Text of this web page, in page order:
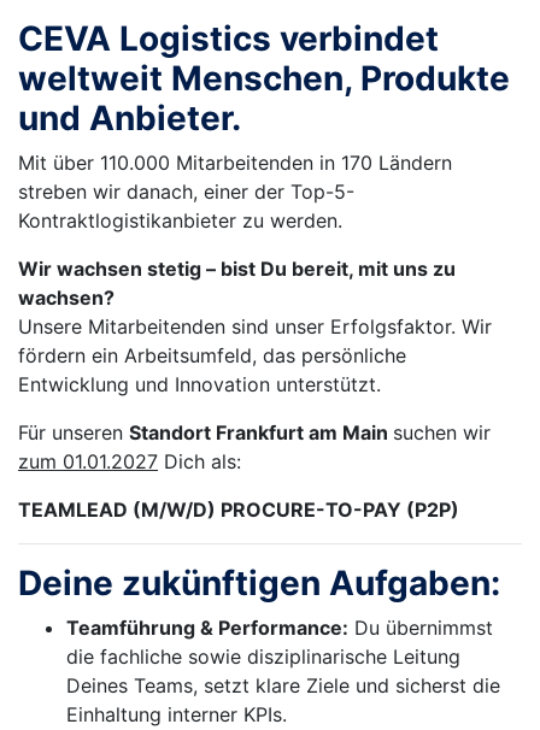
CEVA Logistics verbindet
weltweit Menschen, Produkte
und Anbieter.
Mit über 110.000 Mitarbeitenden in 170 Ländern
streben wir danach, einer der Top-5-
Kontraktlogistikanbieter zu werden.
Wir wachsen stetig – bist Du bereit, mit uns zu
wachsen?
Unsere Mitarbeitenden sind unser Erfolgsfaktor. Wir
fördern ein Arbeitsumfeld, das persönliche
Entwicklung und Innovation unterstützt.
Für unseren Standort Frankfurt am Main suchen wir
zum 01.01.2027 Dich als:
TEAMLEAD (M/W/D) PROCURE-TO-PAY (P2P)
Deine zukünftigen Aufgaben:
Teamführung & Performance: Du übernimmst
die fachliche sowie disziplinarische Leitung
Deines Teams, setzt klare Ziele und sicherst die
Einhaltung interner KPIs.